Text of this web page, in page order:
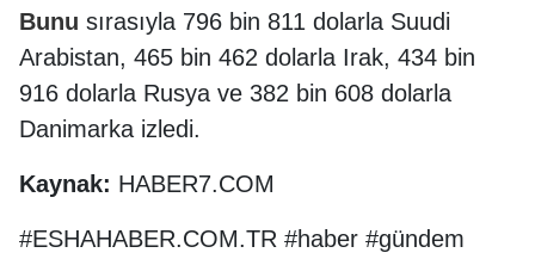
Bunu sırasıyla 796 bin 811 dolarla Suudi
Arabistan, 465 bin 462 dolarla Irak, 434 bin
916 dolarla Rusya ve 382 bin 608 dolarla
Danimarka izledi.
Kaynak: HABER7.COM
#ESHAHABER.COM.TR #haber #gündem